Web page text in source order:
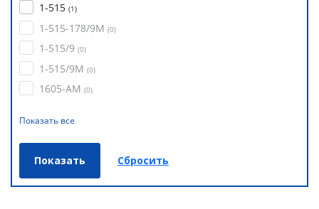
1-515 (1)
1-515-178/9М (0)
1-515/9 (0)
1-515/9М (0)
1605-АМ (0)
Показать все